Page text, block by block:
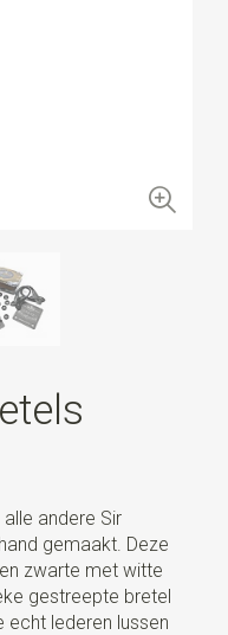
andere Sir
gemaakt. Deze
zwarte met witte
gestreepte bretel
lederen lussen